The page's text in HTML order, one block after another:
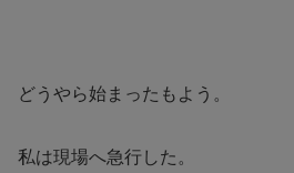
どうやら始まったもよう。
私は現場へ急行した。